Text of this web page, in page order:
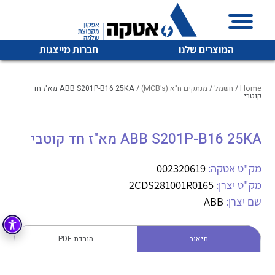
המוצרים שלנו חברות מייצגות
איכות | שרות | זמינות
והפצה של מוצרי
מיתוג, בקרה , ואינסטלציה חשמלית ופעילה ב7 תחומים:
חשמל מיתוג ואינסטלציה חשמלית
בקרה
זיווד
לכל מוצרי היצרן לכל מוצרי היצרן
לכל מוצרי היצרן לכל מוצרי היצרן
Home
/ חשמל / מנתקים ח"א (MCB's) / ABB S201P-B16 25KA מא"ז חד
קוטבי
ABB S201P-B16 25KA מא"ז חד קוטבי
מק"ט אטקה: 002320619
מק"ט יצרן: 2CDS281001R0165
שם יצרן: ABB
תיאור הורדת PDF